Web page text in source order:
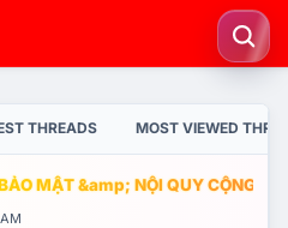
THREADS MOST VIEWED
MẬT &amp; NỘI QUY CỘNG